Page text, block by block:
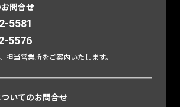
問合せ
5581
5576
担当営業所をご案内いたします。
いてのお問合せ